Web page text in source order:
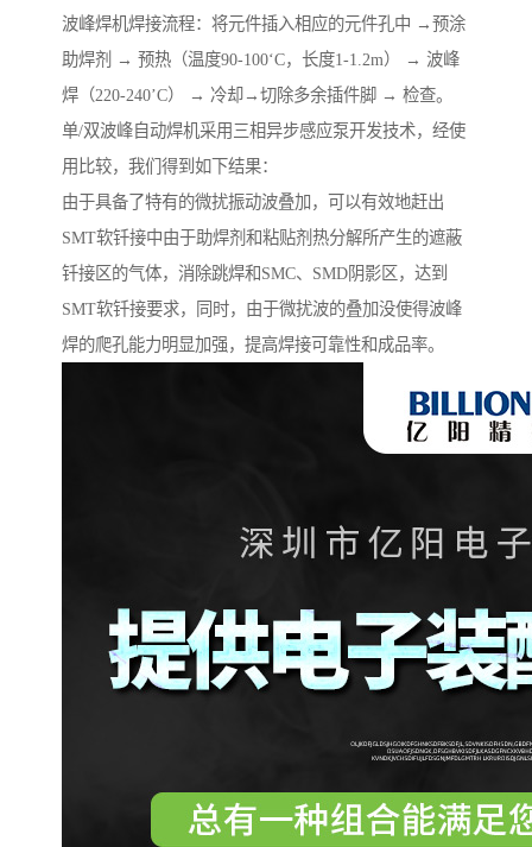
波峰焊机焊接流程：将元件插入相应的元件孔中 →预涂
助焊剂 → 预热（温度90-100‘C，长度1-1.2m） → 波峰
焊（220-240’C） → 冷却→切除多余插件脚 → 检查。
单/双波峰自动焊机采用三相异步感应泵开发技术，经使
用比较，我们得到如下结果：
由于具备了特有的微扰振动波叠加，可以有效地赶出
SMT软钎接中由于助焊剂和粘贴剂热分解所产生的遮蔽
钎接区的气体，消除跳焊和SMC、SMD阴影区，达到
SMT软钎接要求，同时，由于微扰波的叠加没使得波峰
焊的爬孔能力明显加强，提高焊接可靠性和成品率。